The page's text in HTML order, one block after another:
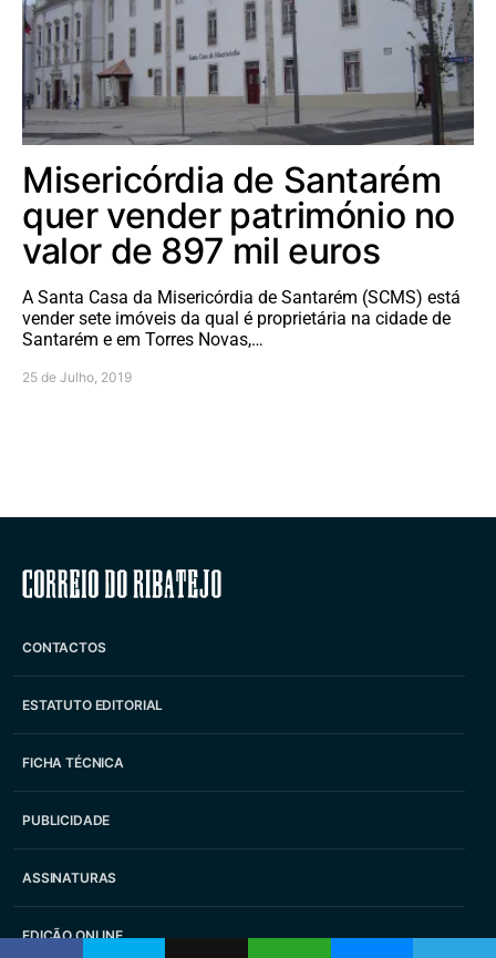
Misericórdia de Santarém
quer vender património no
valor de 897 mil euros
A Santa Casa da Misericórdia de Santarém (SCMS) está
vender sete imóveis da qual é proprietária na cidade de
Santarém e em Torres Novas,…
25 de Julho, 2019
Correio do Ribatejo
CONTACTOS
ESTATUTO EDITORIAL
FICHA TÉCNICA
PUBLICIDADE
ASSINATURAS
EDIÇÃO ONLINE